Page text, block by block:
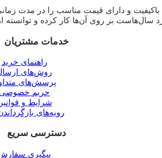
باکیفیت و دارای قیمت مناسب را در مدت
سال‌هاست بر روی آن‌ها کار کرده و
خدمات مشتریان
راهنمای خرید
روش‌های
پرسش‌های
حریم خصوصی
شرایط و
رویه‌های
دسترسی سریع
پیگیری